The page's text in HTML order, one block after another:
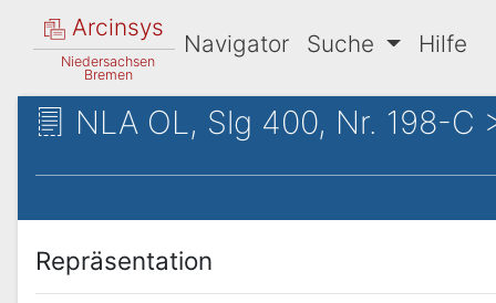
Arcinsys
Niedersachsen
Bremen
Navigator Suche Hilfe
NLA OL, Slg 400, Nr. 198-C
Repräsentation